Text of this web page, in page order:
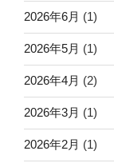
2026年6月 (1)
2026年5月 (1)
2026年4月 (2)
2026年3月 (1)
2026年2月 (1)